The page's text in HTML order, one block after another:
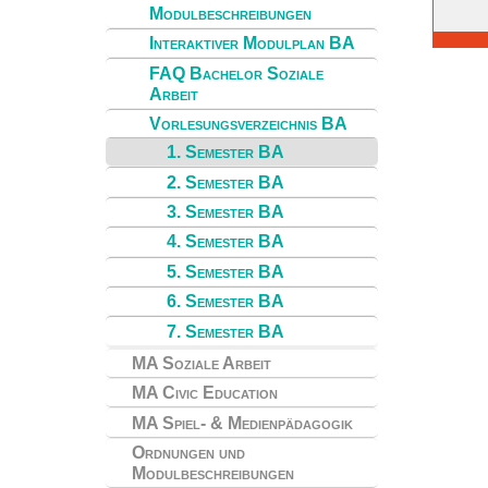
Modulbeschreibungen
Interaktiver Modulplan BA
FAQ Bachelor Soziale
Arbeit
Vorlesungsverzeichnis BA
1. Semester BA
2. Semester BA
3. Semester BA
4. Semester BA
5. Semester BA
6. Semester BA
7. Semester BA
MA Soziale Arbeit
MA Civic Education
MA Spiel- & Medienpädagogik
Ordnungen und
Modulbeschreibungen